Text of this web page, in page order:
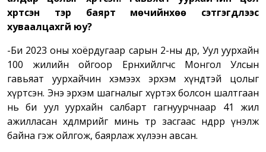
хүртсэн тэр баярт мөчийнхөө сэтгэгдлээс
хуваалцахгүй юу?
-Би 2023 оны хоёрдугаар сарын 2-ны өдөр, Уул уурхайн
100 жилийн ойгоор Ерөнхийлөгчөөс Монгол Улсын
гавьяат уурхайчин хэмээх эрхэм хүндтэй цолыг
хүртсэн. Энэ эрхэм шагналыг хүртэх болсон шалтгаан
нь би уул уурхайн салбарт гагнуурчнаар 41 жил
ажилласан хөдөлмөрийг минь төр засгаас өндрөөр үнэлж
байна гэж ойлгож, баярлаж хүлээн авсан.